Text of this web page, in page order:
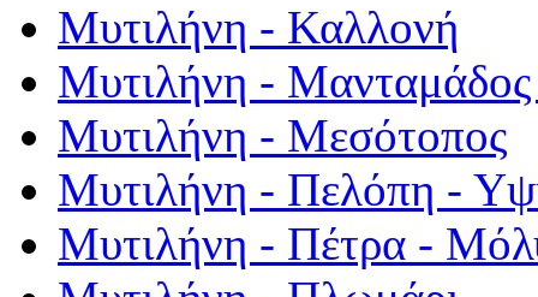
Μυτιλήνη - Καλλονή
Μυτιλήνη - Μανταμάδος
Μυτιλήνη - Μεσότοπος
Μυτιλήνη - Πελόπη -
Μυτιλήνη - Πέτρα -